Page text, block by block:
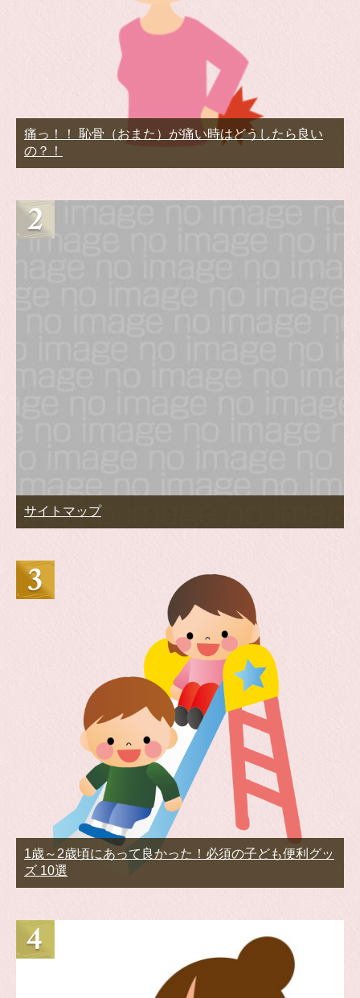
痛っ！！ 恥骨（おまた）が痛い時はどうしたら良い
の？！
サイトマップ
1歳～2歳頃にあって良かった！必須の子ども便利グッ
ズ 10選